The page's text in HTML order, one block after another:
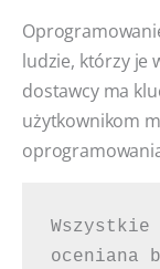
ludzie, którzy je
dostawcy ma
użytkownikom
oceniana